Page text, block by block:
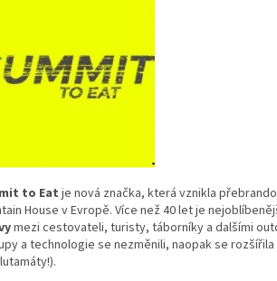
to Eat je nová značka, která vznikla
House v Evropě. Více než 40 let je
mezi cestovateli, turisty, táborníky a dalšími
a technologie se nezměnili, naopak se